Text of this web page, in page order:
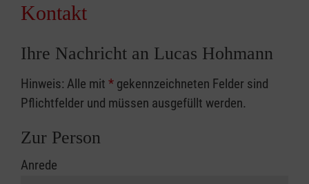
Kontakt
Ihre Nachricht an Lucas Hohmann
Hinweis: Alle mit * gekennzeichneten Felder sind
Pflichtfelder und müssen ausgefüllt werden.
Zur Person
Anrede